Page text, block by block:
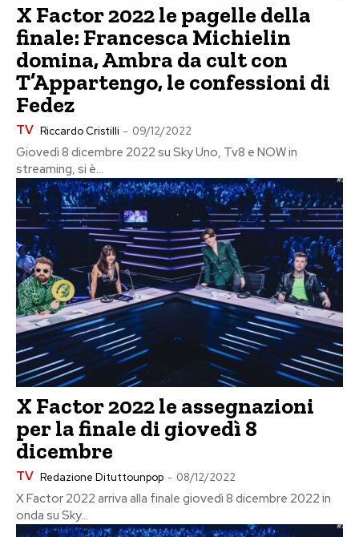
X Factor 2022 le pagelle della
finale: Francesca Michielin
domina, Ambra da cult con
T’Appartengo, le confessioni di
Fedez
TV Riccardo Cristilli - 09/12/2022
Giovedì 8 dicembre 2022 su Sky Uno, Tv8 e NOW in
streaming, si è...
X Factor 2022 le assegnazioni
per la finale di giovedì 8
dicembre
TV Redazione Dituttounpop - 08/12/2022
X Factor 2022 arriva alla finale giovedì 8 dicembre 2022 in
onda su Sky...